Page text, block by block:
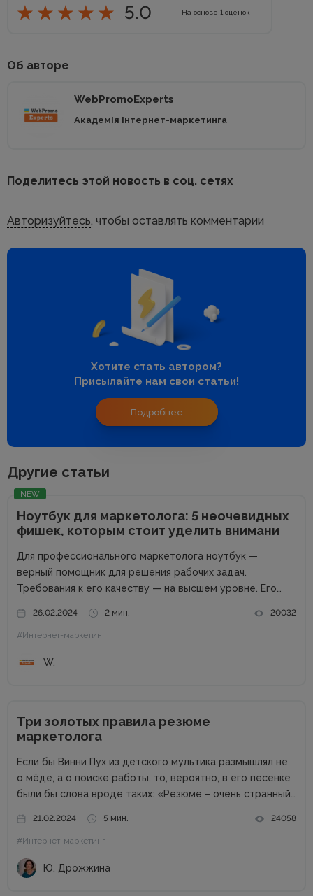
5.0 На основе 1 оценок
Об авторе
WebPromoExperts
Академія інтернет-маркетинга
Поделитесь этой новость в соц. сетях
Авторизуйтесь, чтобы оставлять комментарии
Хотите стать автором?
Присылайте нам свои статьи!
Подробнее
Другие статьи
NEW
Ноутбук для маркетолога: 5 неочевидных
фишек, которым стоит уделить внимани
Для профессионального маркетолога ноутбук —
верный помощник для решения рабочих задач.
Требования к его качеству — на высшем уровне. Его
успехам. Добротный комплект «железа» — даже не
обсуждается. Без продвинутого процессора, топовой
26.02.2024 2 мин. 20032
#Интернет-маркетинг
W.
Три золотых правила резюме
маркетолога
Если бы Винни Пух из детского мультика размышлял не
о мёде, а о поиске работы, то, вероятно, в его песенке
были бы слова вроде таких: «Резюме – очень странный
что...
21.02.2024 5 мин. 24058
#Интернет-маркетинг
Ю. Дрожжина